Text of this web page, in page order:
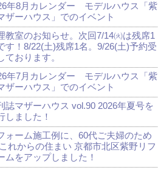
年8月カレンダー モデルハウス「紫
ザーハウス」でのイベント
教室のお知らせ。次回7/14㈫は残席1
す！8/22(土)残席1名。9/26(土)予約受
ております。
年7月カレンダー モデルハウス「紫
ザーハウス」でのイベント
誌マザーハウス vol.90 2026年夏号を
しました！
ォーム施工例に、60代ご夫婦のため
れからの住まい 京都市北区紫野リフ
ムをアップしました！